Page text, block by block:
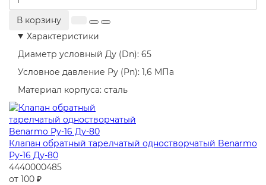
В корзину
Характеристики
Диаметр условный Ду (Dn): 65
Условное давление Ру (Pn): 1,6 МПа
Материал корпуса: сталь
Клапан обратный тарелчатый одностворчатый Benarmo
Ру-16 Ду-80
4440000485
от 100 ₽